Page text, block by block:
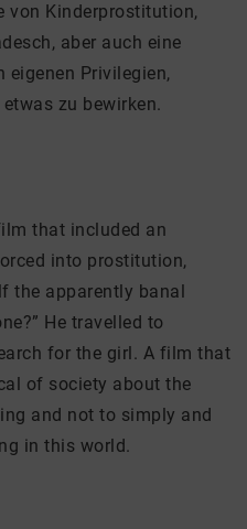
von Kinderprostitution,
aber auch eine
eigenen Privilegien,
zu bewirken.
that included an
into prostitution,
the apparently banal
He travelled to
for the girl. A film that
of society about the
and not to simply and
in this world.